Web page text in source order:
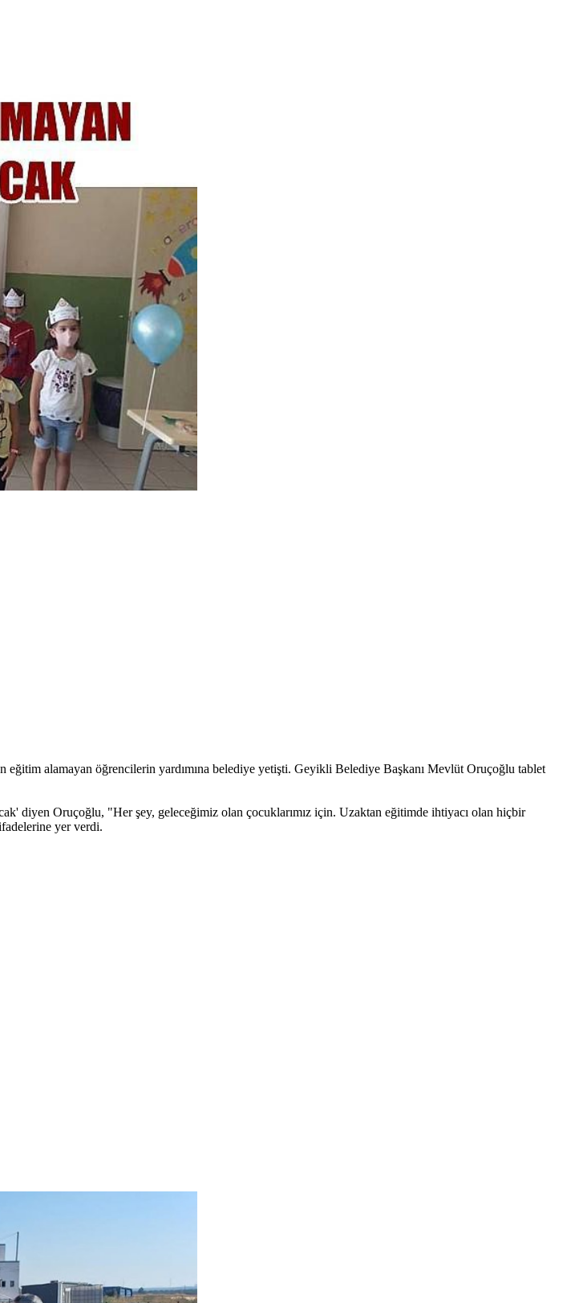
alamayan öğrencilerin yardımına belediye yetişti. Geyikli Belediye Başkanı Mevlüt Oruçoğlu tablet
diyen Oruçoğlu, "Her şey, geleceğimiz olan çocuklarımız için. Uzaktan eğitimde ihtiyacı olan hiçbir
yer verdi.